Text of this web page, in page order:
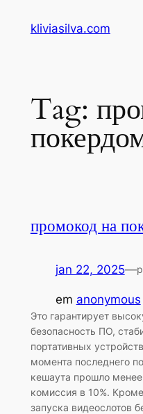
kliviasilva.com
Tag:
промокод на
jan 22, 2025—
em anonymous
Это гарантирует
безопасность ПО,
портативных
момента последнего
кешаута прошло
комиссия в 10%.
запуска видеослотов